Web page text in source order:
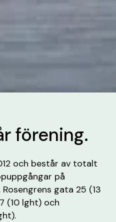
förening.
och består av totalt
på
gata 25 (13
(10 lght) och